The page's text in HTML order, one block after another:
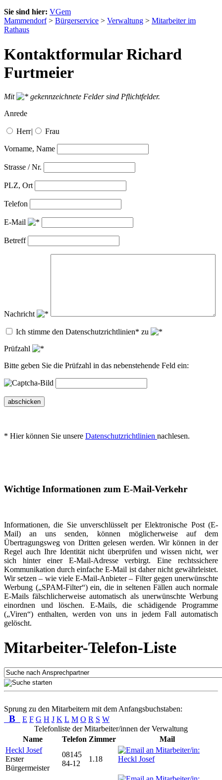
Sie sind hier: VGem
Mammendorf> Bürgerservice > Verwaltung > Mitarbeiter im
Rathaus
Kontaktformular Richard
Furtmeier
Mit
gekennzeichnete Felder sind Pflichtfelder.
Anrede
Herr| Frau
Vorname, Name
Strasse / Nr.
PLZ, Ort
Telefon
E-Mail
Betreff
Nachricht
Ich stimme den Datenschutzrichtlinien* zu
Prüfzahl
Bitte geben Sie die Prüfzahl in das nebenstehende Feld ein:
abschicken
* Hier können Sie unsere Datenschutzrichtlinien nachlesen.
Wichtige Informationen zum E-Mail-Verkehr
Informationen, die Sie unverschlüsselt per Elektronische Post (E-
Mail) an uns senden, können möglicherweise auf dem
Übertragungsweg von Dritten gelesen werden. Wir können in der
Regel auch Ihre Identität nicht überprüfen und wissen nicht, wer
sich hinter einer E-Mail-Adresse verbirgt. Eine rechtssichere
Kommunikation durch einfache E-Mail ist daher nicht gewährleistet.
Wir setzen – wie viele E-Mail-Anbieter – Filter gegen unerwünschte
Werbung („SPAM-Filter“) ein, die in seltenen Fällen auch normale
E-Mails fälschlicherweise automatisch als unerwünschte Werbung
einordnen und löschen. E-Mails, die schädigende Programme
(„Viren“) enthalten, werden von uns in jedem Fall automatisch
gelöscht.
Mitarbeiter-Telefon-Liste
Sprung zu den Mitarbeitern mit dem Anfangsbuchstaben:
B E F G H J K L M O R S W
Telefonliste der Mitarbeiter/innen der Verwaltung
Name
Telefon Zimmer
Mail
Heckl Josef
Erster
Bürgermeister
08145
84-12
1.18